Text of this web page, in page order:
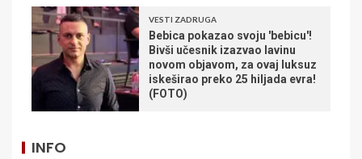
VESTI ZADRUGA
Bebica pokazao svoju 'bebicu'!
Bivši učesnik izazvao lavinu
novom objavom, za ovaj luksuz
iskeširao preko 25 hiljada evra!
(FOTO)
INFO